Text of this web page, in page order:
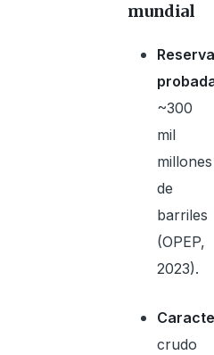
mundial
~300
mil
millones
de
barriles
(OPEP,
2023).
crudo